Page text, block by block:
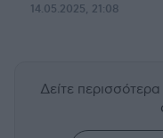
14.05.2025, 21:08
Δείτε